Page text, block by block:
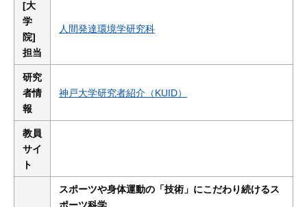
[大
学
院]
担当
人間発達環境学研究科
研究
者情
報
神戸大学研究者紹介（KUID）
教員
サイ
ト
スポーツや身体運動の「技術」にこだわり続けるス